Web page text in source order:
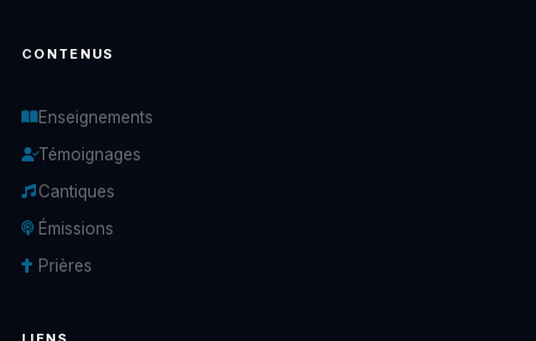
CONTENUS
Enseignements
Témoignages
Cantiques
Émissions
Prières